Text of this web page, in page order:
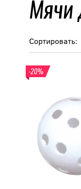
Мячи
Сортировать:
-20%